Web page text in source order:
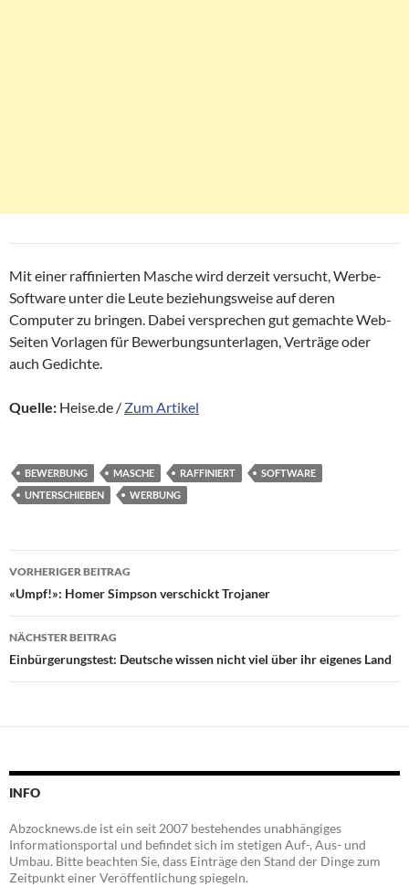
Mit einer raffinierten Masche wird derzeit versucht, Werbe-
Software unter die Leute beziehungsweise auf deren
Computer zu bringen. Dabei versprechen gut gemachte Web-
Seiten Vorlagen für Bewerbungsunterlagen, Verträge oder
auch Gedichte.
Quelle: Heise.de / Zum Artikel
BEWERBUNG MASCHE RAFFINIERT
SOFTWARE
UNTERSCHIEBEN
WERBUNG
Beitragsnavigation
VORHERIGER BEITRAG
«Umpf!»: Homer Simpson verschickt Trojaner
NÄCHSTER BEITRAG
Einbürgerungstest: Deutsche wissen nicht viel über ihr eigenes Land
INFO
Abzocknews.de ist ein seit 2007 bestehendes unabhängiges
Informationsportal und befindet sich im stetigen Auf-, Aus- und
Umbau. Bitte beachten Sie, dass Einträge den Stand der Dinge zum
Zeitpunkt einer Veröffentlichung spiegeln.